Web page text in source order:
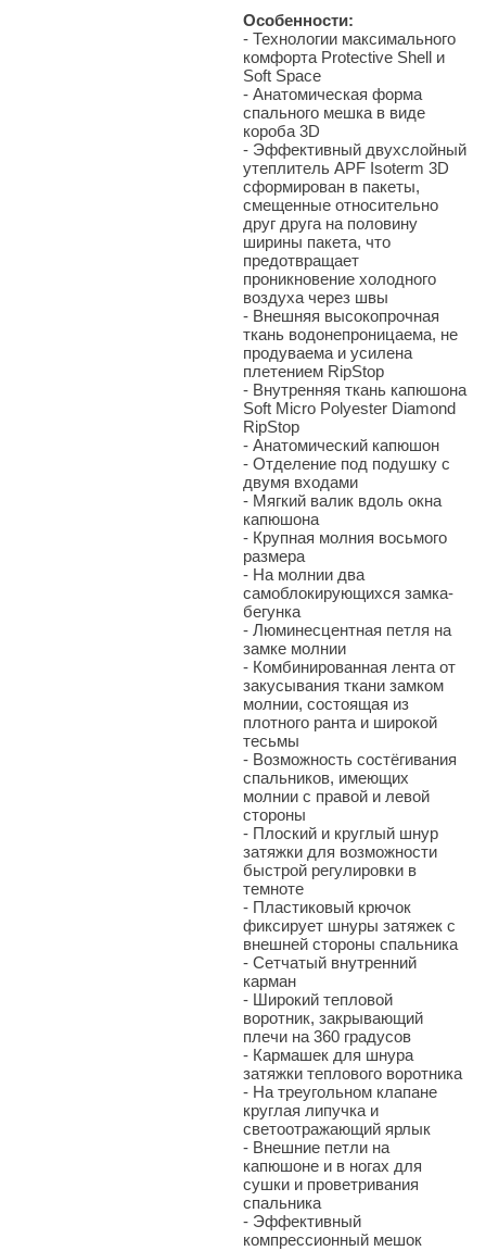
Особенности:
- Технологии максимального
комфорта Protective Shell и
Soft Space
- Анатомическая форма
спального мешка в виде
короба 3D
- Эффективный двухслойный
утеплитель APF Isoterm 3D
сформирован в пакеты,
смещенные относительно
друг друга на половину
ширины пакета, что
предотвращает
проникновение холодного
воздуха через швы
- Внешняя высокопрочная
ткань водонепроницаема, не
продуваема и усилена
плетением RipStop
- Внутренняя ткань капюшона
Soft Micro Polyester Diamond
RipStop
- Анатомический капюшон
- Отделение под подушку с
двумя входами
- Мягкий валик вдоль окна
капюшона
- Крупная молния восьмого
размера
- На молнии два
самоблокирующихся замка-
бегунка
- Люминесцентная петля на
замке молнии
- Комбинированная лента от
закусывания ткани замком
молнии, состоящая из
плотного ранта и широкой
тесьмы
- Возможность состёгивания
спальников, имеющих
молнии с правой и левой
стороны
- Плоский и круглый шнур
затяжки для возможности
быстрой регулировки в
темноте
- Пластиковый крючок
фиксирует шнуры затяжек с
внешней стороны спальника
- Сетчатый внутренний
карман
- Широкий тепловой
воротник, закрывающий
плечи на 360 градусов
- Кармашек для шнура
затяжки теплового воротника
- На треугольном клапане
круглая липучка и
светоотражающий ярлык
- Внешние петли на
капюшоне и в ногах для
сушки и проветривания
спальника
- Эффективный
компрессионный мешок